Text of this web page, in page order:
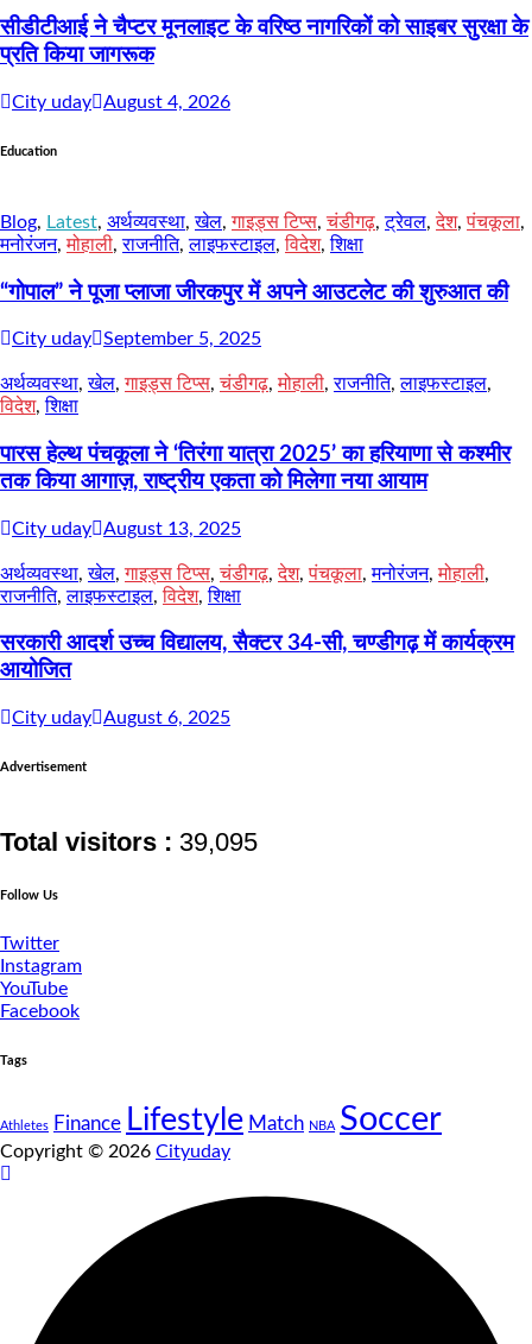
सीडीटीआई ने चैप्टर मूनलाइट के वरिष्ठ नागरिकों को साइबर सुरक्षा के
प्रति किया जागरूक
City uday August 4, 2026
Education
Blog, Latest, अर्थव्यवस्था,खेल,गाइड्स टिप्स,चंडीगढ़,ट्रेवल,देश,पंचकूला,
मनोरंजन,मोहाली,राजनीति,लाइफस्टाइल,विदेश,शिक्षा
“गोपाल” ने पूजा प्लाजा जीरकपुर में अपने आउटलेट की शुरुआत की
City uday September 5, 2025
अर्थव्यवस्था,खेल,गाइड्स टिप्स,चंडीगढ़,मोहाली,राजनीति,लाइफस्टाइल,
विदेश,शिक्षा
पारस हेल्थ पंचकूला ने ‘तिरंगा यात्रा 2025’ का हरियाणा से कश्मीर
तक किया आगाज़, राष्ट्रीय एकता को मिलेगा नया आयाम
City uday August 13, 2025
अर्थव्यवस्था,खेल,गाइड्स टिप्स,चंडीगढ़,देश,पंचकूला,मनोरंजन,मोहाली,
राजनीति,लाइफस्टाइल,विदेश,शिक्षा
सरकारी आदर्श उच्च विद्यालय, सैक्टर 34-सी, चण्डीगढ़ में कार्यक्रम
आयोजित
City uday August 6, 2025
Advertisement
Total visitors : 39,095
Follow Us
Twitter
Instagram
YouTube
Facebook
Tags
Athletes Finance Lifestyle Match NBA Soccer
Copyright © 2026 Cityuday